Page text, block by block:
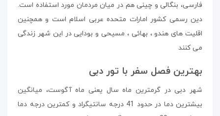
فارسی، بنگالی و چینی هم در میان مردمان مورد استفاده است.
دین رسمی کشور امارات متحده عربی اسلام است و همچنین
اقلیت های هندو ، بهائی ، مسیحی و بودایی در این شهر زندگی
می کنند
بهترین فصل سفر با تور دبی
شهر دبی در گرمترین ماه سال یعنی ماه آگوست، میانگین
بیشترین دما در حدود 41 درجه سانتیگراد و کمترین درجه دما